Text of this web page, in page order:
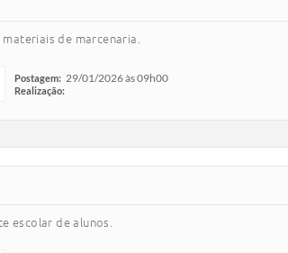
de marcenaria.
Postagem: 29/01/2026 às 09h00
Realização:
escolar de alunos.